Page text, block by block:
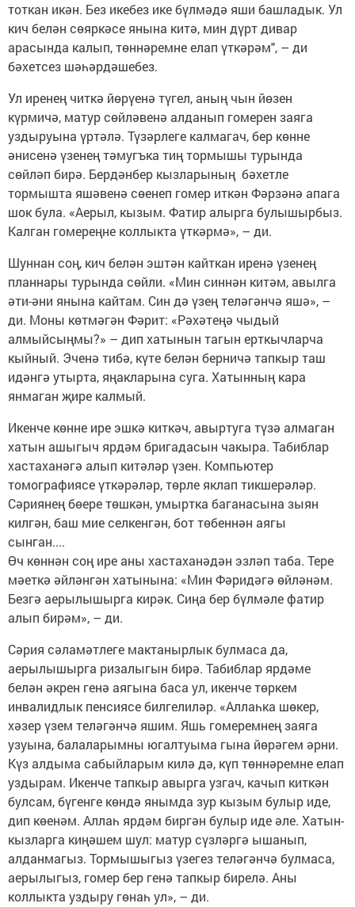
тоткан икән. Без икебез ике бүлмәдә яши башладык. Ул
кич белән сөяркәсе янына китә, мин дүрт дивар
арасында калып, төннәремне елап үткәрәм", – ди
бәхетсез шәһәрдәшебез.
Ул иренең читкә йөрүенә түгел, аның чын йөзен
күрмичә, матур сөйләвенә алданып гомерен заяга
уздыруына үртәлә. Түзәрлеге калмагач, бер көнне
әнисенә үзенең тәмугъка тиң тормышы турында
сөйләп бирә. Бердәнбер кызларының бәхетле
тормышта яшәвенә сөенеп гомер иткән Фәрзәнә апага
шок була. «Аерыл, кызым. Фатир алырга булышырбыз.
Калган гомереңне коллыкта үткәрмә», – ди.
Шуннан соң, кич белән эштән кайткан иренә үзенең
планнары турында сөйли. «Мин синнән китәм, авылга
әти-әни янына кайтам. Син дә үзең теләгәнчә яшә», –
ди. Моны көтмәгән Фәрит: «Рәхәтеңә чыдый
алмыйсыңмы?» – дип хатынын тагын ерткычларча
кыйный. Эченә тибә, күте белән берничә тапкыр таш
идәнгә утырта, яңакларына суга. Хатынның кара
янмаган җире калмый.
Икенче көнне ире эшкә киткәч, авыртуга түзә алмаган
хатын ашыгыч ярдәм бригадасын чакыра. Табиблар
хастаханәгә алып китәләр үзен. Компьютер
томографиясе үткәрәләр, төрле яклап тикшерәләр.
Сәриянең бөере төшкән, умыртка баганасына зыян
килгән, баш мие селкенгән, бот төбеннән аягы
сынган....
Өч көннән соң ире аны хастаханәдән эзләп таба. Тере
мәеткә әйләнгән хатынына: «Мин Фәридәгә өйләнәм.
Безгә аерылышырга кирәк. Сиңа бер бүлмәле фатир
алып бирәм», – ди.
Сәрия сәламәтлеге мактанырлык булмаса да,
аерылышырга ризалыгын бирә. Табиблар ярдәме
белән әкрен генә аягына баса ул, икенче төркем
инвалидлык пенсиясе билгелиләр. «Аллаһка шөкер,
хәзер үзем теләгәнчә яшим. Яшь гомеремнең заяга
узуына, балаларымны югалтуыма гына йөрәгем әрни.
Күз алдыма сабыйларым килә дә, күп төннәремне елап
уздырам. Икенче тапкыр авырга узгач, качып киткән
булсам, бүгенге көндә янымда зур кызым булыр иде,
дип көенәм. Аллаһ ярдәм биргән булыр иде әле. Хатын-
кызларга киңәшем шул: матур сүзләргә ышанып,
алданмагыз. Тормышыгыз үзегез теләгәнчә булмаса,
аерылыгыз, гомер бер генә тапкыр бирелә. Аны
коллыкта уздыру гөнаһ ул», – ди.